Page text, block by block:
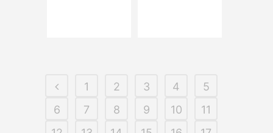
1 2 3 4
5
6
7 8 9 10
11